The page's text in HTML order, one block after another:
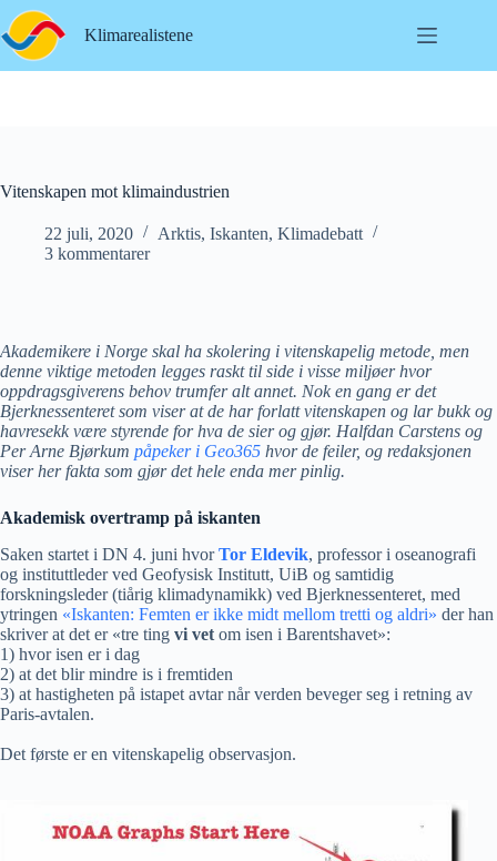
Hopp
til
innholdet
Klimarealistene
Vitenskapen mot klimaindustrien
22 juli, 2020 Arktis, Iskanten, Klimadebatt
3 kommentarer
Akademikere i Norge skal ha skolering i vitenskapelig metode, men
denne viktige metoden legges raskt til side i visse miljøer hvor
oppdragsgiverens behov trumfer alt annet. Nok en gang er det
Bjerknessenteret som viser at de har forlatt vitenskapen og lar bukk og
havresekk være styrende for hva de sier og gjør. Halfdan Carstens og
Per Arne Bjørkum påpeker i Geo365 hvor de feiler, og redaksjonen
viser her fakta som gjør det hele enda mer pinlig.
Akademisk overtramp på iskanten
Saken startet i DN 4. juni hvorTor Eldevik, professor i oseanografi
og instituttleder ved Geofysisk Institutt, UiB og samtidig
forskningsleder (tiårig klimadynamikk) ved Bjerknessenteret, med
ytringen «Iskanten: Femten er ikke midt mellom tretti og aldri» der han
skriver at det er «tre ting vi vet om isen i Barentshavet»:
1) hvor isen er i dag
2) at det blir mindre is i fremtiden
3) at hastigheten på istapet avtar når verden beveger seg i retning av
Paris-avtalen.
Det første er en vitenskapelig observasjon.